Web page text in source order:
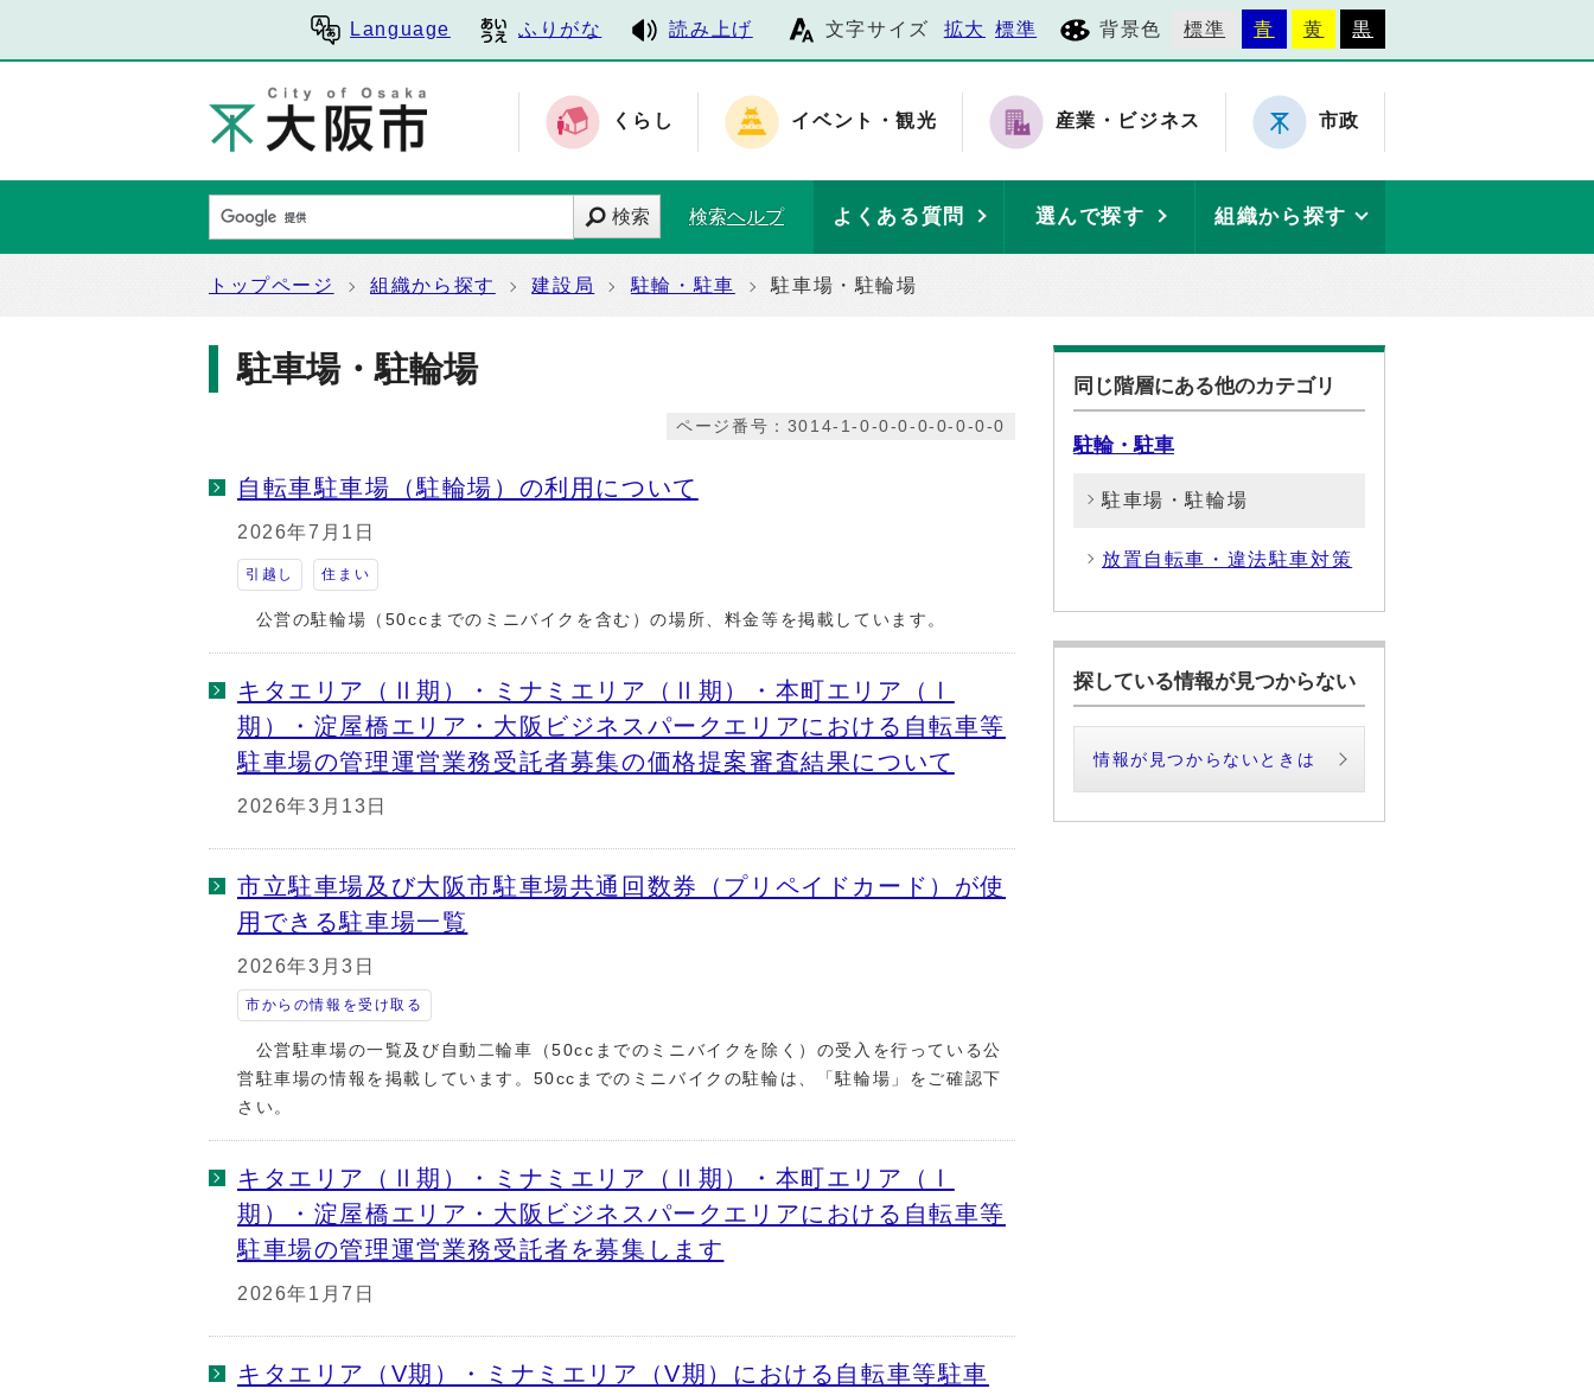
Language ふりがな 読み上げ 文字サイズ 拡大 標準 背景色 標準 青 黄 黒
くらし イベント・観光 産業・ビジネス 市政
検索 検索ヘルプ よくある質問 選んで探す 組織から探す
トップページ 組織から探す 建設局 駐輪・駐車 駐車場・駐輪場
駐車場・駐輪場
ページ番号：3014-1-0-0-0-0-0-0-0-0
自転車駐車場（駐輪場）の利用について
2026年7月1日
引越し 住まい
公営の駐輪場（50ccまでのミニバイクを含む）の場所、料金等を掲載しています。
キタエリア（Ⅱ期）・ミナミエリア（Ⅱ期）・本町エリア（Ⅰ
期）・淀屋橋エリア・大阪ビジネスパークエリアにおける自転車等
駐車場の管理運営業務受託者募集の価格提案審査結果について
2026年3月13日
市立駐車場及び大阪市駐車場共通回数券（プリペイドカード）が使
用できる駐車場一覧
2026年3月3日
市からの情報を受け取る
公営駐車場の一覧及び自動二輪車（50ccまでのミニバイクを除く）の受入を行っている公
営駐車場の情報を掲載しています。50ccまでのミニバイクの駐輪は、「駐輪場」をご確認下
さい。
キタエリア（Ⅱ期）・ミナミエリア（Ⅱ期）・本町エリア（Ⅰ
期）・淀屋橋エリア・大阪ビジネスパークエリアにおける自転車等
駐車場の管理運営業務受託者を募集します
2026年1月7日
キタエリア（V期）・ミナミエリア（V期）における自転車等駐車
同じ階層にある他のカテゴリ
駐輪・駐車
駐車場・駐輪場
放置自転車・違法駐車対策
探している情報が見つからない
情報が見つからないときは